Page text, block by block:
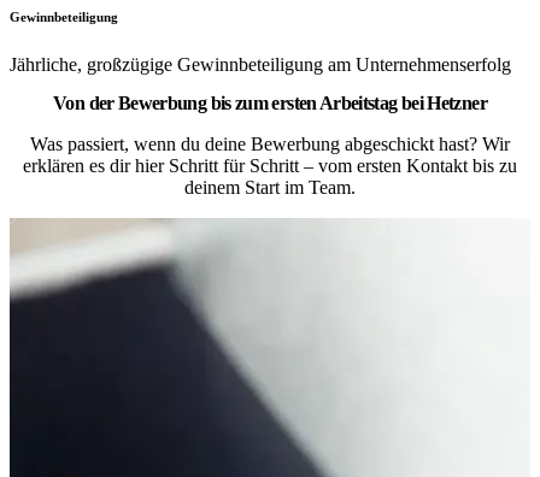
Gewinnbeteiligung
Jährliche, großzügige Gewinnbeteiligung am Unternehmenserfolg
Von der Bewerbung bis zum ersten Arbeitstag bei Hetzner
Was passiert, wenn du deine Bewerbung abgeschickt hast? Wir
erklären es dir hier Schritt für Schritt – vom ersten Kontakt bis zu
deinem Start im Team.